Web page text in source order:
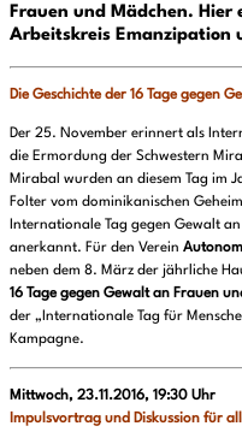
Frauen und Mädchen.
Arbeitskreis Emanzipation
Die Geschichte der 16 Tage gegen
Der 25. November erinnert als
die Ermordung der Schwestern
Mirabal wurden an diesem Tag im
Folter vom dominikanischen
Internationale Tag gegen Gewalt
anerkannt. Für den Verein
neben dem 8. März der jährliche
16 Tage gegen Gewalt an Frauen
der „Internationale Tag für
Kampagne.
Mittwoch, 23.11.2016, 19:30 Uhr
Impulsvortrag und Diskussion für